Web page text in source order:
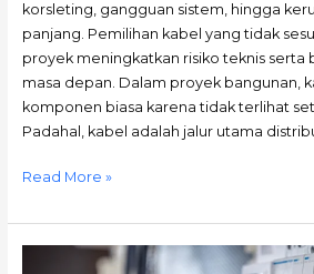
korsleting, gangguan sistem, hingga
panjang. Pemilihan kabel yang tidak
proyek meningkatkan risiko teknis serta
masa depan. Dalam proyek bangunan,
komponen biasa karena tidak terlihat
Padahal, kabel adalah jalur utama
Read More »